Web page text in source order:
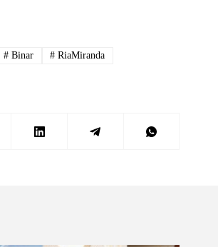
#Binar # RiaMiranda